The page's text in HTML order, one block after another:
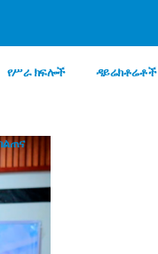
የሥራ ክፍሎች ዳይሬክቶሬቶች